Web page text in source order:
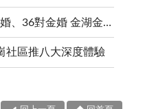
5對白金婚、11對鑽石婚、36對金婚 金湖金沙夫妻共享榮耀時刻 陳福海表揚金鑽婚夫妻 向半世紀相守家庭典範致敬
社區推八大深度體驗